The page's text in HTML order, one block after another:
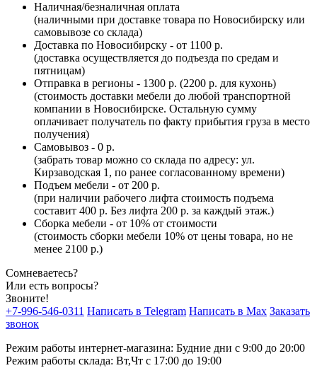
Наличная/безналичная оплата
(наличными при доставке товара по Новосибирску или
самовывозе со склада)
Доставка по Новосибирску - от 1100 р.
(доставка осуществляется до подъезда по средам и
пятницам)
Отправка в регионы - 1300 р. (2200 р. для кухонь)
(стоимость доставки мебели до любой транспортной
компании в Новосибирске. Остальную сумму
оплачивает получатель по факту прибытия груза в место
получения)
Самовывоз - 0 р.
(забрать товар можно со склада по адресу: ул.
Кирзаводская 1, по ранее согласованному времени)
Подъем мебели - от 200 р.
(при наличии рабочего лифта стоимость подъема
составит 400 р. Без лифта 200 р. за каждый этаж.)
Сборка мебели - от 10% от стоимости
(стоимость сборки мебели 10% от цены товара, но не
менее 2100 р.)
Сомневаетесь?
Или есть вопросы?
Звоните!
+7-996-546-0311 Написать в Telegram Написать в Max Заказать
звонок
Режим работы интернет-магазина: Будние дни с 9:00 до 20:00
Режим работы склада: Вт,Чт с 17:00 до 19:00